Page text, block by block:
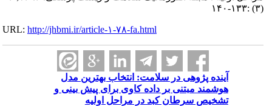
URL:http://jhbmi.ir/article-۱-۷۸-fa.html
آینده پژوهی در سلامت: انتخاب بهترین مدل
هوشمند مبتنی بر داده کاوی برای پیش بینی و
تشخیص سرطان کبد در مراحل اولیه